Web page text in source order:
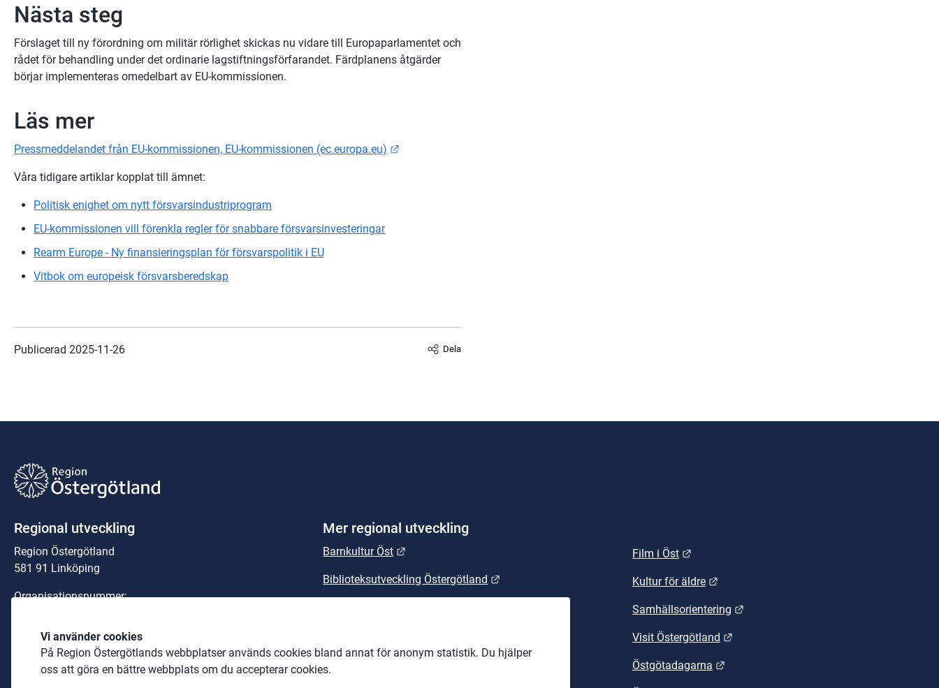
Vi använder cookies
På Region Östergötlands webbplatser används cookies bland annat för anonym statistik. Du hjälper
oss att göra en bättre webbplats om du accepterar cookies.
Nästa steg
Förslaget till ny förordning om militär rörlighet skickas nu vidare till Europaparlamentet och
rådet för behandling under det ordinarie lagstiftningsförfarandet. Färdplanens åtgärder
börjar implementeras omedelbart av EU-kommissionen.
Läs mer
Pressmeddelandet från EU-kommissionen, EU-kommissionen (ec.europa.eu)
Våra tidigare artiklar kopplat till ämnet:
Politisk enighet om nytt försvarsindustriprogram
EU-kommissionen vill förenkla regler för snabbare försvarsinvesteringar
Rearm Europe - Ny finansieringsplan för försvarspolitik i EU
Vitbok om europeisk försvarsberedskap
Publicerad 2025-11-26 Dela
Regional utveckling
Region Östergötland
581 91 Linköping
Organisationsnummer:
Telefon: 010-103 00 00 (växel)
E-post: region@regionostergotland.se
Mer regional utveckling
Barnkultur Öst
Biblioteksutveckling Östergötland
Film i Öst Länk till annan webbplats.
Kultur för äldre Länk till annan webbplats.
Samhällsorientering Länk till annan webbplats.
Visit Östergötland Länk till annan webbplats.
Östgötadagarna Länk till annan webbplats.